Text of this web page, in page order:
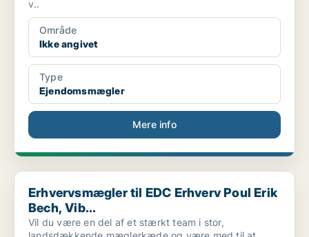
v..
Område
Ikke angivet
Type
Ejendomsmægler
Mere info
Erhvervsmægler til EDC Erhverv Poul Erik Bech, Vib...
Erhvervsmægler til EDC Erhverv Poul Erik
Bech, Vib...
Vil du være en del af et stærkt team i stor,